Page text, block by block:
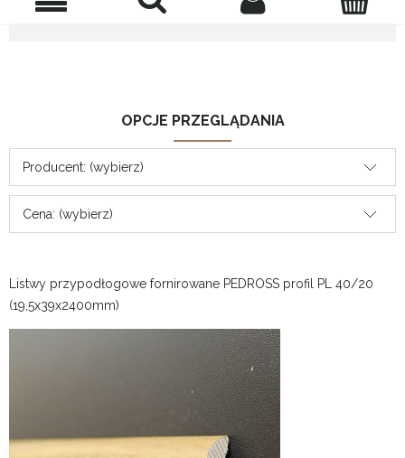
OPCJE PRZEGLĄDANIA
Producent: (wybierz)
Cena: (wybierz)
Listwy przypodłogowe fornirowane PEDROSS profil PL 40/20
(19,5x39x2400mm)